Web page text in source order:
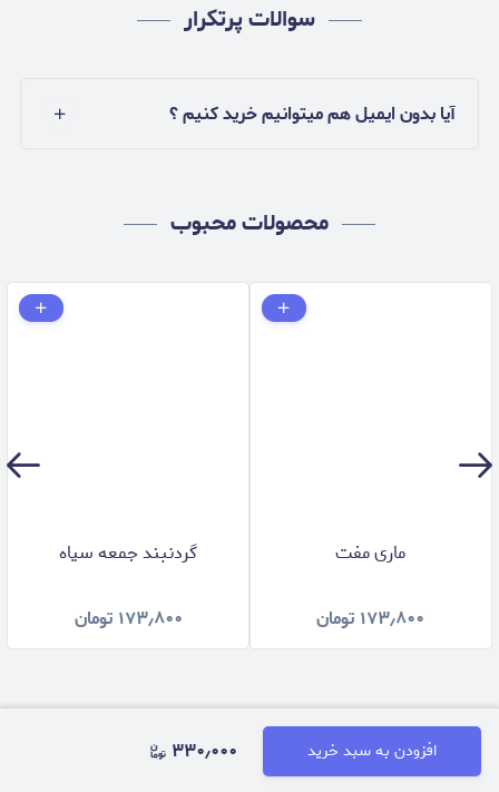
افزودن به سبد خرید ۳۳۰٫۰۰۰
سوالات پرتکرار
آیا بدون ایمیل هم میتوانیم خرید کنیم ؟
محصولات محبوب
ماری مفت
۱۷۳٫۸۰۰ تومان
گردنبند جمعه سياه
۱۷۳٫۸۰۰ تومان